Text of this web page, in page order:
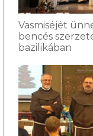
Vasmiséjét
bencés
bazilikában